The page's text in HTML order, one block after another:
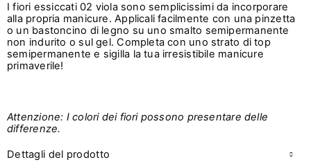
I fiori essiccati 02 viola sono semplicissimi da incorporare
alla propria manicure. Applicali facilmente con una pinzetta
o un bastoncino di legno su uno smalto semipermanente
non indurito o sul gel. Completa con uno strato di top
semipermanente e sigilla la tua irresistibile manicure
primaverile!
Attenzione: I colori dei fiori possono presentare delle
differenze.
Dettagli del prodotto